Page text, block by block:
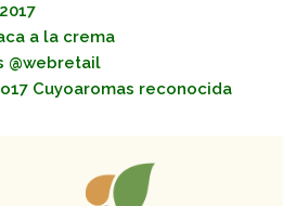
a la crema
@webretail
Cuyoaromas reconocida